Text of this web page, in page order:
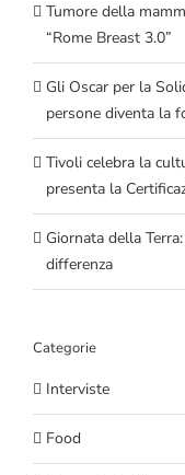
Tumore della
“Rome Breast 3.0”
Gli Oscar per la
persone diventa la
Tivoli celebra la
presenta la
Giornata della
differenza
Categorie
Interviste
Food